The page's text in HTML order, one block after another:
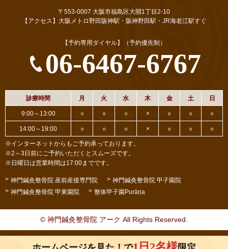
〒553-0007 大阪市福島区大開1丁目2-10
【アクセス】大阪メトロ野田阪神駅・阪神野田駅・JR海老江駅すぐ
【予約専用ダイヤル】（予約優先制）
06-6467-6767
診療時間 月 火 水 木 金 土 日
9:00～13:00 ○ ○ ○ × ○ ○ ○
14:00～19:00 ○ ○ ○ × ○ ○ ○
※インターネットからもご予約承っております。
※2～3日前にご予約いただくとスムーズです。
※日曜日は営業時間は17:00までです。
神門鍼灸整骨院 産前産後専門院
神門鍼灸整骨院 甲子園院
神門鍼灸整骨院 甲東園院
整体甲子園Purāṇa
© 神門鍼灸整骨院 アーク All Rights Reserved.